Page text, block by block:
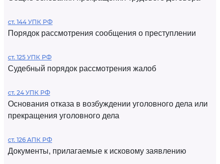
ст. 144 УПК РФ
Порядок рассмотрения сообщения о преступлении
ст. 125 УПК РФ
Судебный порядок рассмотрения жалоб
ст. 24 УПК РФ
Основания отказа в возбуждении уголовного дела или
прекращения уголовного дела
ст. 126 АПК РФ
Документы, прилагаемые к исковому заявлению